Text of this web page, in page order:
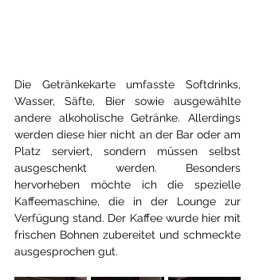
Die Getränkekarte umfasste Softdrinks,
Wasser, Säfte, Bier sowie ausgewählte
andere alkoholische Getränke. Allerdings
werden diese hier nicht an der Bar oder am
Platz serviert, sondern müssen selbst
ausgeschenkt werden. Besonders
hervorheben möchte ich die spezielle
Kaffeemaschine, die in der Lounge zur
Verfügung stand. Der Kaffee wurde hier mit
frischen Bohnen zubereitet und schmeckte
ausgesprochen gut.